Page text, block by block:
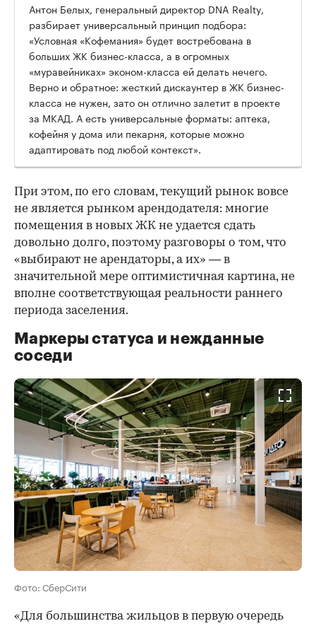
Антон Белых, генеральный директор DNA Realty,
разбирает универсальный принцип подбора:
«Условная «Кофемания» будет востребована в
больших ЖК бизнес-класса, а в огромных
«муравейниках» эконом-класса ей делать нечего.
Верно и обратное: жесткий дискаунтер в ЖК бизнес-
класса не нужен, зато он отлично залетит в проекте
за МКАД. А есть универсальные форматы: аптека,
кофейня у дома или пекарня, которые можно
адаптировать под любой контекст».
При этом, по его словам, текущий рынок вовсе
не является рынком арендодателя: многие
помещения в новых ЖК не удается сдать
довольно долго, поэтому разговоры о том, что
«выбирают не арендаторы, а их» — в
значительной мере оптимистичная картина, не
вполне соответствующая реальности раннего
периода заселения.
Маркеры статуса и нежданные
соседи
Фото: СберСити
«Для большинства жильцов в первую очередь